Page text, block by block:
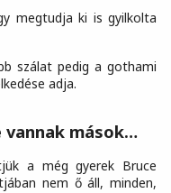
megtudja ki is gyilkolta
szálat pedig a gothami
adja.
vannak mások…
a még gyerek Bruce
nem ő áll, minden,